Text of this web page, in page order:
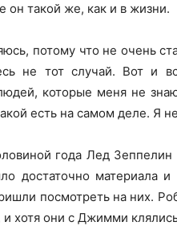
он такой же, как и в жизни.
потому что не очень
не тот случай. Вот и
которые меня не
есть на самом деле. Я
года Лед Зеппелин
достаточно материала и
посмотреть на них.
хотя они с Джимми